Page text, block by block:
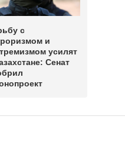
с
и
усилят
Сенат